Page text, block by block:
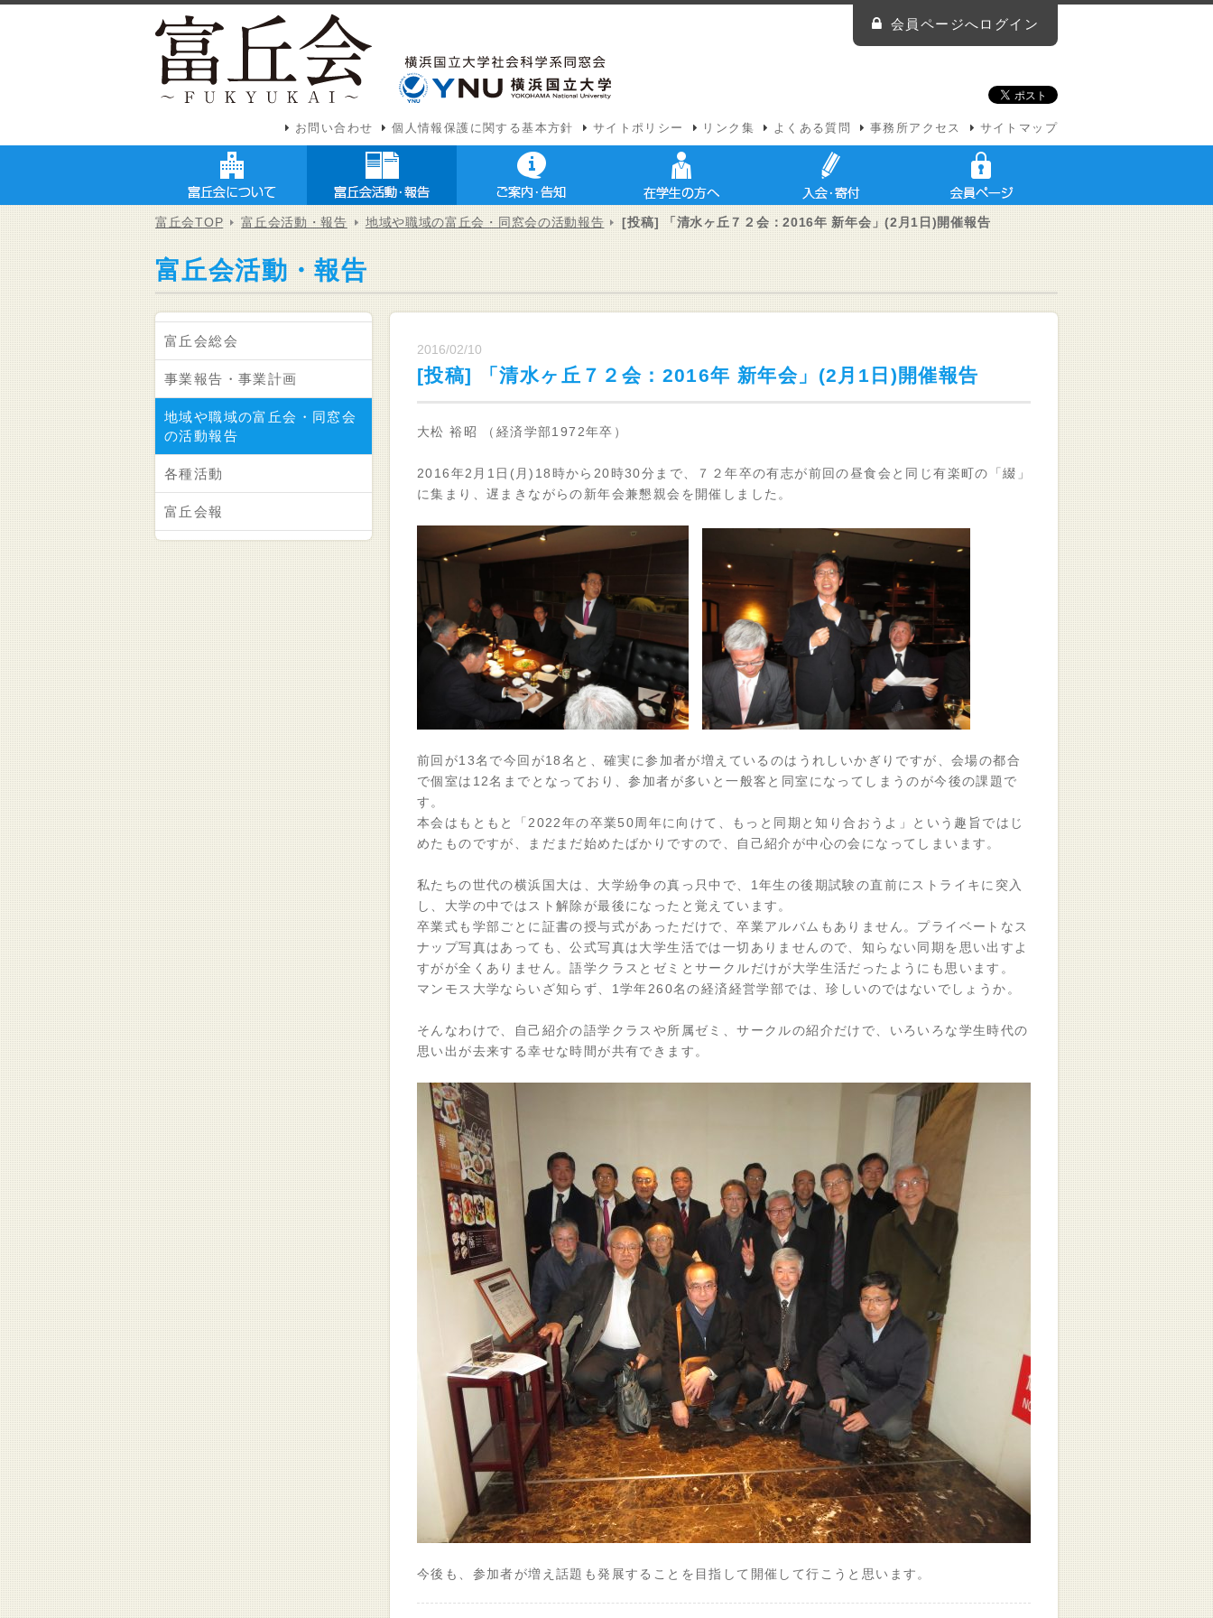
会員ページへログイン
お問い合わせ 個人情報保護に関する基本方針 サイトポリシー リンク集 よくある質問 事務所アクセス サイトマップ
富丘会TOP 富丘会活動・報告 地域や職域の富丘会・同窓会の活動報告 [投稿] 「清水ヶ丘７２会：2016年 新年会」(2月1日)開催報告
富丘会活動・報告
富丘会総会
事業報告・事業計画
地域や職域の富丘会・同窓会
の活動報告
各種活動
富丘会報
2016/02/10
[投稿] 「清水ヶ丘７２会：2016年 新年会」(2月1日)開催報告
大松 裕昭 （経済学部1972年卒）
2016年2月1日(月)18時から20時30分まで、７２年卒の有志が前回の昼食会と同じ有楽町の「綴」
に集まり、遅まきながらの新年会兼懇親会を開催しました。
前回が13名で今回が18名と、確実に参加者が増えているのはうれしいかぎりですが、会場の都合
で個室は12名までとなっており、参加者が多いと一般客と同室になってしまうのが今後の課題で
す。
本会はもともと「2022年の卒業50周年に向けて、もっと同期と知り合おうよ」という趣旨ではじ
めたものですが、まだまだ始めたばかりですので、自己紹介が中心の会になってしまいます。
私たちの世代の横浜国大は、大学紛争の真っ只中で、1年生の後期試験の直前にストライキに突入
し、大学の中ではスト解除が最後になったと覚えています。
卒業式も学部ごとに証書の授与式があっただけで、卒業アルバムもありません。プライベートなス
ナップ写真はあっても、公式写真は大学生活では一切ありませんので、知らない同期を思い出すよ
すがが全くありません。語学クラスとゼミとサークルだけが大学生活だったようにも思います。
マンモス大学ならいざ知らず、1学年260名の経済経営学部では、珍しいのではないでしょうか。
そんなわけで、自己紹介の語学クラスや所属ゼミ、サークルの紹介だけで、いろいろな学生時代の
思い出が去来する幸せな時間が共有できます。
今後も、参加者が増え話題も発展することを目指して開催して行こうと思います。